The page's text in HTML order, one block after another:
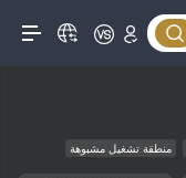
منطقة تشغيل مشبوهة